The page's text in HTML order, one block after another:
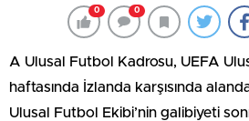
0 0
A Ulusal Futbol Kadrosu, UEFA
haftasında İzlanda karşısında
Ulusal Futbol Ekibi’nin galibiyeti